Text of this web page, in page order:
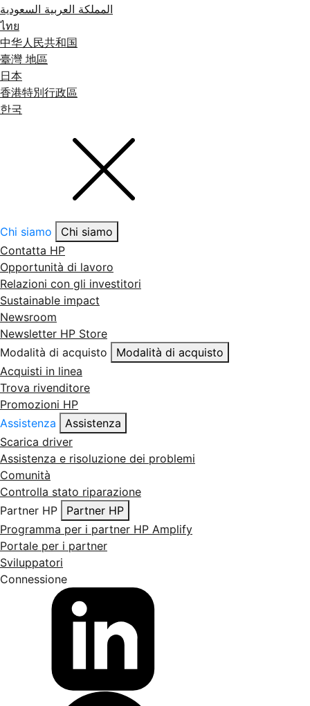
المملكة العربية السعودية
ไทย
中华人民共和国
臺灣 地區
日本
香港特別行政區
한국
Chi siamo
Chi siamo
Contatta HP
Opportunità di lavoro
Relazioni con gli investitori
Sustainable impact
Newsroom
Newsletter HP Store
Modalità di acquisto
Modalità di acquisto
Acquisti in linea
Trova rivenditore
Promozioni HP
Assistenza
Assistenza
Scarica driver
Assistenza e risoluzione dei problemi
Comunità
Controlla stato riparazione
Partner HP
Partner HP
Programma per i partner HP Amplify
Portale per i partner
Sviluppatori
Connessione